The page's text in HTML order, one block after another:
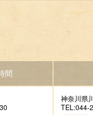
間
神奈川県
TEL:044-